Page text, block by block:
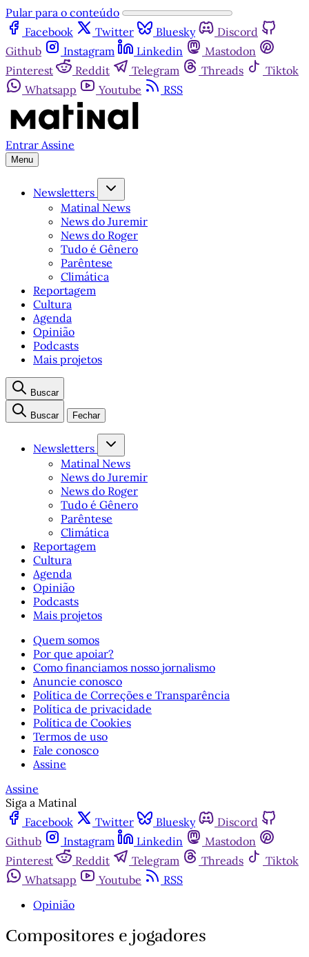
Pular para o conteúdo
Facebook
Twitter Bluesky
Discord
Github
Instagram Linkedin
Mastodon
Pinterest
Reddit Telegram Threads
Tiktok
Whatsapp
Youtube RSS
Entrar Assine
Menu
Newsletters
Matinal News
News do Juremir
News do Roger
Tudo é Gênero
Parêntese
Climática
Reportagem
Cultura
Agenda
Opinião
Podcasts
Mais projetos
Buscar
Buscar Fechar
Newsletters
Matinal News
News do Juremir
News do Roger
Tudo é Gênero
Parêntese
Climática
Reportagem
Cultura
Agenda
Opinião
Podcasts
Mais projetos
Quem somos
Por que apoiar?
Como financiamos nosso jornalismo
Anuncie conosco
Política de Correções e Transparência
Política de privacidade
Política de Cookies
Termos de uso
Fale conosco
Assine
Assine
Siga a Matinal
Facebook
Twitter Bluesky
Discord
Github
Instagram Linkedin
Mastodon
Pinterest
Reddit Telegram Threads
Tiktok
Whatsapp
Youtube
RSS
Opinião
Compositores e jogadores